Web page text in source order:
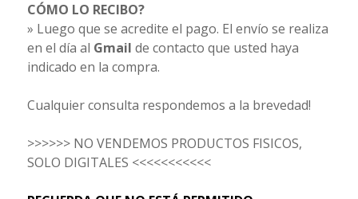
CÓMO LO RECIBO?
» Luego que se acredite el pago. El envío se realiza
en el día al Gmail de contacto que usted haya
indicado en la compra.
Cualquier consulta respondemos a la brevedad!
>>>>>> NO VENDEMOS PRODUCTOS FISICOS,
SOLO DIGITALES <<<<<<<<<<<